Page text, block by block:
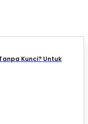
Kunci? Untuk